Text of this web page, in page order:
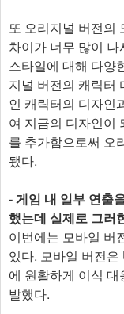
또 오리지널 버전의
차이가 너무 많이
스타일에 대해 다양
지널 버전의 캐릭터
인 캐릭터의 디자인
여 지금의 디자인이
를 추가함으로써 오
됐다.
- 게임 내 일부 연출
했는데 실제로 그러
이번에는 모바일 버
있다. 모바일 버전
에 원활하게 이식
발했다.